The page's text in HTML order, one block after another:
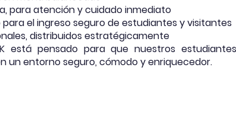
para atención y cuidado inmediato
el ingreso seguro de estudiantes y visitantes
distribuidos estratégicamente
está pensado para que nuestros
un entorno seguro, cómodo y enriquecedor.